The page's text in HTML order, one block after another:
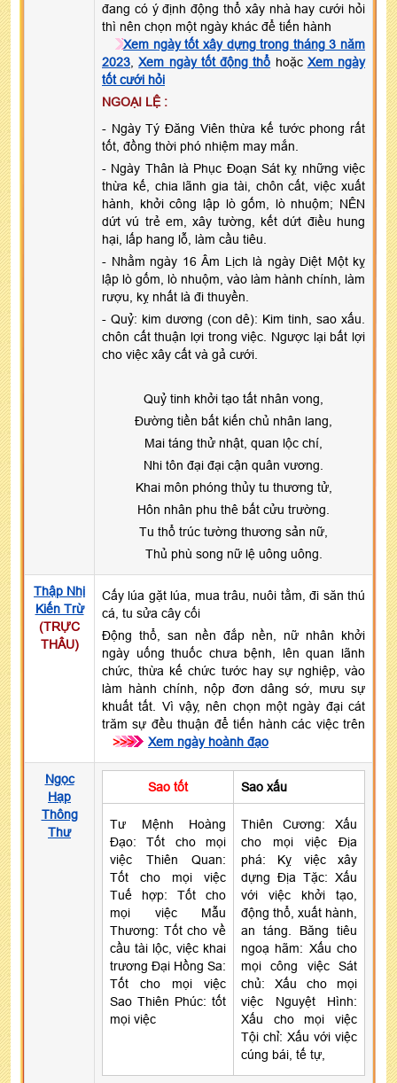
đang có ý định động thổ xây nhà hay cưới hỏi
thì nên chọn một ngày khác để tiến hành
Xem ngày tốt xây dựng trong tháng 3 năm
2023 ,Xem ngày tốt động thổ hoặc Xem ngày
tốt cưới hỏi
NGOẠI LỆ :
- Ngày Tý Đăng Viên thừa kế tước phong rất
tốt, đồng thời phó nhiệm may mắn.
- Ngày Thân là Phục Đoạn Sát kỵ những việc
thừa kế, chia lãnh gia tài, chôn cất, việc xuất
hành, khởi công lập lò gốm, lò nhuộm; NÊN
dứt vú trẻ em, xây tường, kết dứt điều hung
hại, lấp hang lỗ, làm cầu tiêu.
- Nhằm ngày 16 Âm Lịch là ngày Diệt Một kỵ
lập lò gốm, lò nhuộm, vào làm hành chính, làm
rượu, kỵ nhất là đi thuyền.
- Quỷ: kim dương (con dê): Kim tinh, sao xấu.
chôn cất thuận lợi trong việc. Ngược lại bất lợi
cho việc xây cất và gả cưới.
Quỷ tinh khởi tạo tất nhân vong,
Đường tiền bất kiến chủ nhân lang,
Mai táng thử nhật, quan lộc chí,
Nhi tôn đại đại cận quân vương.
Khai môn phóng thủy tu thương tử,
Hôn nhân phu thê bất cửu trường.
Tu thổ trúc tường thương sản nữ,
Thủ phù song nữ lệ uông uông.
Thập Nhị
Kiến Trừ
(TRỰC
THÂU)
Cấy lúa gặt lúa, mua trâu, nuôi tằm, đi săn thú
cá, tu sửa cây cối
Động thổ, san nền đắp nền, nữ nhân khởi
ngày uống thuốc chưa bệnh, lên quan lãnh
chức, thừa kế chức tước hay sự nghiệp, vào
làm hành chính, nộp đơn dâng sớ, mưu sự
khuất tất. Vì vậy, nên chọn một ngày đại cát
trăm sự đều thuận để tiến hành các việc trên
>>>
Xem ngày hoành đạo
Ngọc
Hạp
Thông
Thư
Sao tốt Sao xấu
Tư Mệnh Hoàng
Đạo: Tốt cho mọi
việc Thiên Quan:
Tốt cho mọi việc
Tuế hợp: Tốt cho
mọi việc Mẫu
Thương: Tốt cho về
cầu tài lộc, việc khai
trương Đại Hồng Sa:
Tốt cho mọi việc
Sao Thiên Phúc: tốt
mọi việc
Thiên Cương: Xấu
cho mọi việc Địa
phá: Kỵ việc xây
dựng Địa Tặc: Xấu
với việc khởi tạo,
động thổ, xuất hành,
an táng. Băng tiêu
ngoạ hãm: Xấu cho
mọi công việc Sát
chủ: Xấu cho mọi
việc Nguyệt Hình:
Xấu cho mọi việc
Tội chỉ: Xấu với việc
cúng bái, tế tự,